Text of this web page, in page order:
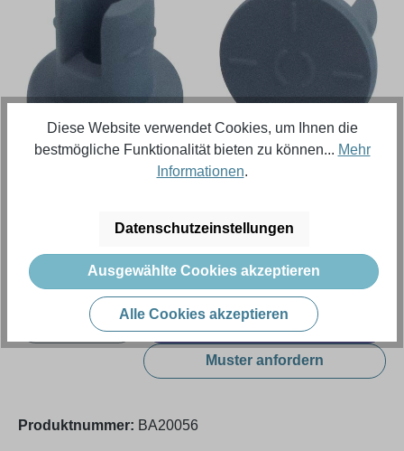
Preise exkl. MwSt. zzgl. Versandkosten
Produkt Anzahl: Gib den gewünschten
In den Warenkorb
Muster anfordern
Produktnummer: BA20056
Diese Website verwendet Cookies, um Ihnen die
bestmögliche Funktionalität bieten zu können... Mehr
Informationen.
Datenschutzeinstellungen
Ausgewählte Cookies akzeptieren
Alle Cookies akzeptieren